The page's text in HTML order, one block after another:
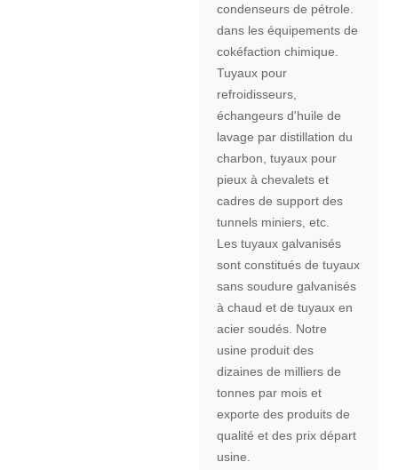
condenseurs de pétrole.
dans les équipements de
cokéfaction chimique.
Tuyaux pour
refroidisseurs,
échangeurs d'huile de
lavage par distillation du
charbon, tuyaux pour
pieux à chevalets et
cadres de support des
tunnels miniers, etc.
Les tuyaux galvanisés
sont constitués de tuyaux
sans soudure galvanisés
à chaud et de tuyaux en
acier soudés. Notre
usine produit des
dizaines de milliers de
tonnes par mois et
exporte des produits de
qualité et des prix départ
usine.